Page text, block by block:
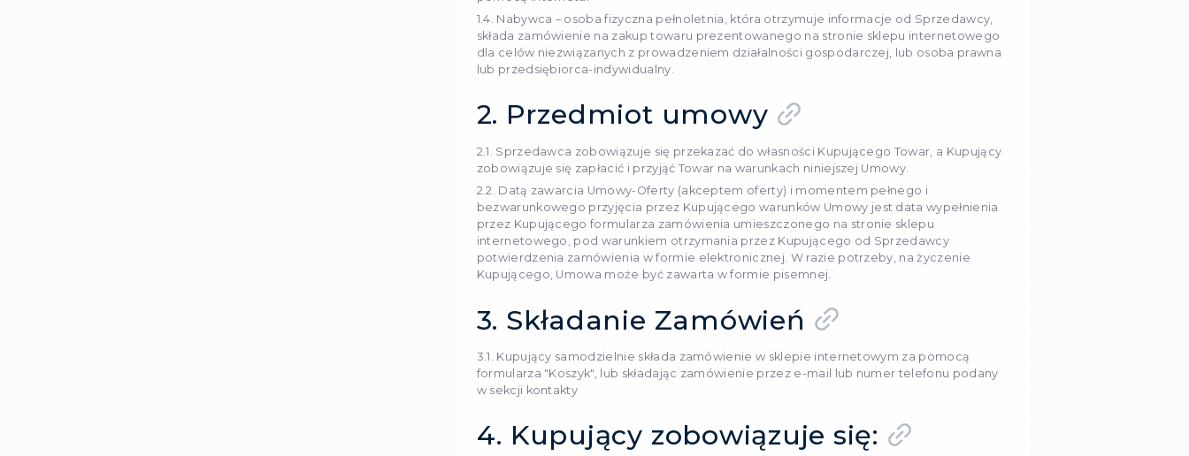
do nieokreślonego kręgu osób, zawarcie z Sprzedawcą umowy sprzedaży na
(dalej jako "Umowa") na warunkach zawartych w niniejszej Ofercie.
1.2. Towar lub Usługa – obiekt umowy stron, który został wybrany przez
Sprzedawcy na odległość.
1.3. Sklep internetowy – strona sprzedawcy pod adresem
utworzona w celu zawarcia umów sprzedaży detalicznej i hurtowej na
zapoznania się przez nabywcę z opisem towaru oferowanego przez
pomocą Internetu.
1.4. Nabywca – osoba fizyczna pełnoletnia, która otrzymuje informacje od
składa zamówienie na zakup towaru prezentowanego na stronie sklepu
dla celów niezwiązanych z prowadzeniem działalności gospodarczej, lub
lub przedsiębiorca-indywidualny.
2. Przedmiot umowy
2.2. Datą zawarcia Umowy-Oferty (akceptem oferty) i momentem pełnego i